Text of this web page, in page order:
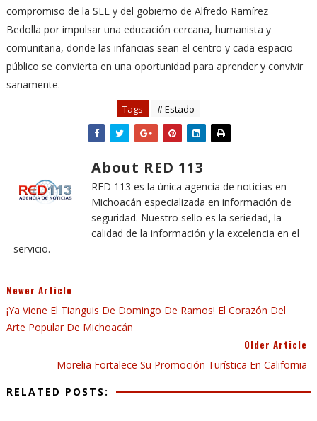
compromiso de la SEE y del gobierno de Alfredo Ramírez
Bedolla por impulsar una educación cercana, humanista y
comunitaria, donde las infancias sean el centro y cada espacio
público se convierta en una oportunidad para aprender y convivir
sanamente.
Tags # Estado
About RED 113
RED 113 es la única agencia de noticias en
Michoacán especializada en información de
seguridad. Nuestro sello es la seriedad, la
calidad de la información y la excelencia en el
servicio.
Newer Article
¡Ya Viene El Tianguis De Domingo De Ramos! El Corazón Del
Arte Popular De Michoacán
Older Article
Morelia Fortalece Su Promoción Turística En California
RELATED POSTS: